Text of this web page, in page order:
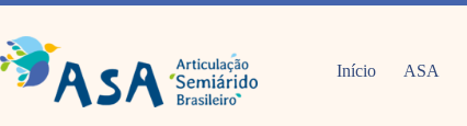
Pular
o
conteúdo
Início ASA